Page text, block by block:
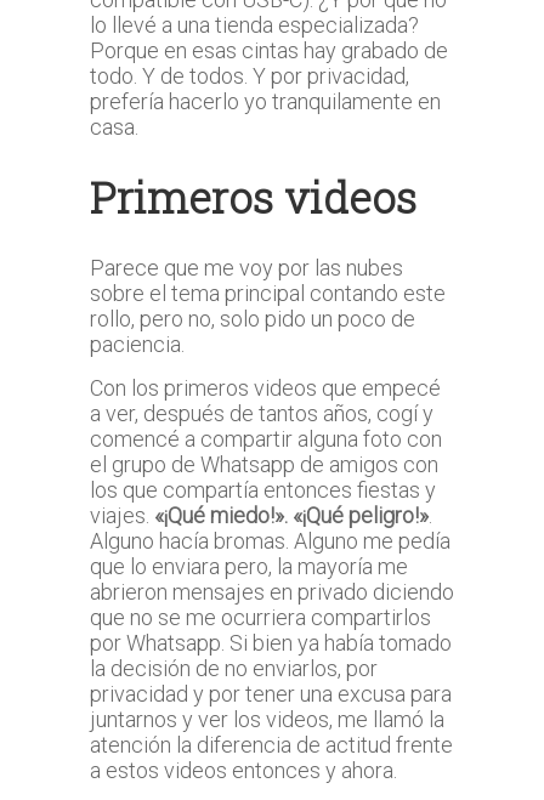
lo llevé a una tienda especializada?
Porque en esas cintas hay grabado de
todo. Y de todos. Y por privacidad,
prefería hacerlo yo tranquilamente en
casa.
Primeros videos
Parece que me voy por las nubes
sobre el tema principal contando este
rollo, pero no, solo pido un poco de
paciencia.
Con los primeros videos que empecé
a ver, después de tantos años, cogí y
comencé a compartir alguna foto con
el grupo de Whatsapp de amigos con
los que compartía entonces fiestas y
viajes. «¡Qué miedo!». «¡Qué peligro!»
Alguno hacía bromas. Alguno me pedía
que lo enviara pero, la mayoría me
abrieron mensajes en privado diciendo
que no se me ocurriera compartirlos
por Whatsapp. Si bien ya había tomado
la decisión de no enviarlos, por
privacidad y por tener una excusa para
juntarnos y ver los videos, me llamó la
atención la diferencia de actitud frente
a estos videos entonces y ahora.